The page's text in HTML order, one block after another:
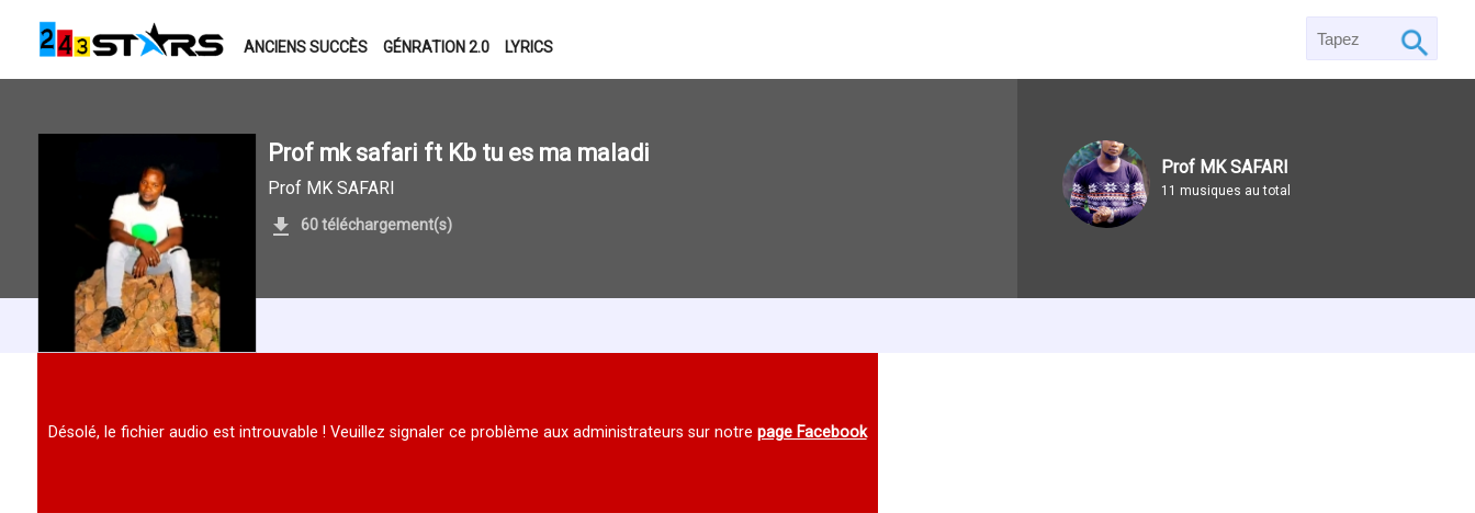
ANCIENS SUCCÈS GÉNRATION 2.0 LYRICS
Prof mk safari ft Kb tu es ma maladi
Prof MK SAFARI
60 téléchargement(s)
Prof MK SAFARI
11 musiques au total
Désolé, le fichier audio est introuvable ! Veuillez signaler ce problème aux administrateurs sur notre page Facebook